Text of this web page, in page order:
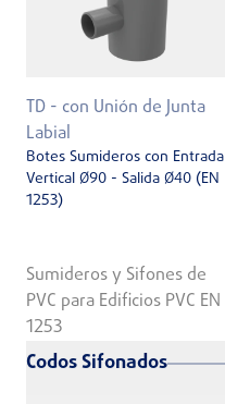
TD - con Unión de Junta
Labial
Botes Sumideros con Entrada
Vertical Ø90 - Salida Ø40 (EN
1253)
Sumideros y Sifones de
PVC para Edificios PVC EN
1253
Codos Sifonados